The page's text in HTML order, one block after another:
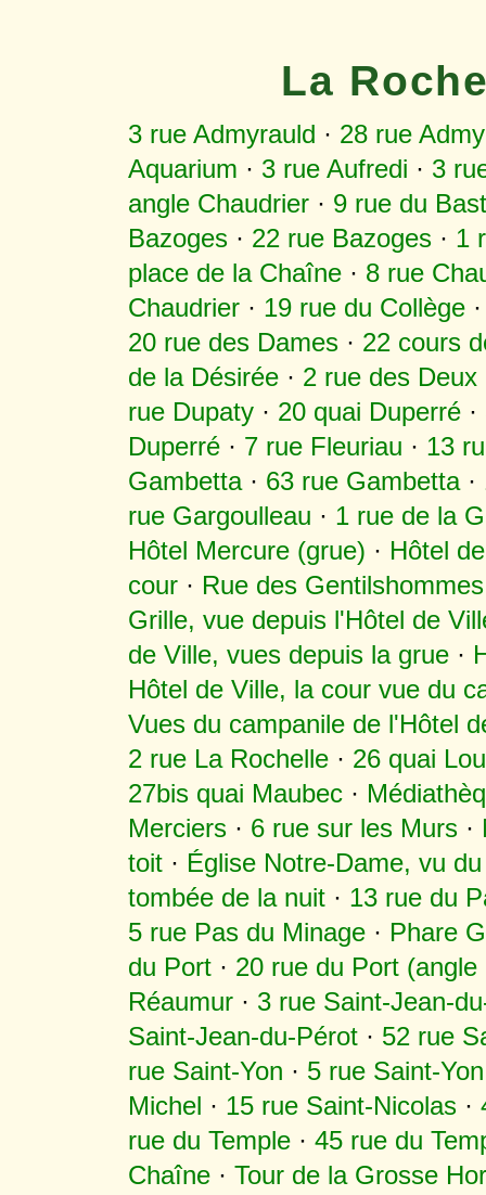
La
3 rue Admyrauld · 28 rue
Aquarium · 3 rue Aufredi · 3
angle Chaudrier · 9 rue du
Bazoges · 22 rue Bazoges · 1
place de la Chaîne · 8 rue
Chaudrier · 19 rue du Collège
20 rue des Dames · 22 cours
de la Désirée · 2 rue des Deux
rue Dupaty · 20 quai Duperré ·
Duperré · 7 rue Fleuriau · 13
Gambetta· 63 rue Gambetta ·
rue Gargoulleau · 1 rue de la
Hôtel Mercure (grue) · Hôtel
cour · Rue des
Grille, vue depuis l'Hôtel de
de Ville, vues depuis la grue ·
Hôtel de Ville, la cour vue du
Vues du campanile de l'Hôtel
2 rue La Rochelle · 26 quai
27bis quai Maubec ·
Merciers · 6 rue sur les Murs ·
toit · Église Notre-Dame, vu
tombée de la nuit · 13 rue du
5 rue Pas du Minage · Phare
du Port · 20 rue du Port (angle
Réaumur · 3 rue Saint-Jean-
Saint-Jean-du-Pérot · 52 rue
rue Saint-Yon · 5 rue Saint-Yon
Michel · 15 rue Saint-Nicolas ·
rue du Temple · 45 rue du
Chaîne · Tour de la Grosse